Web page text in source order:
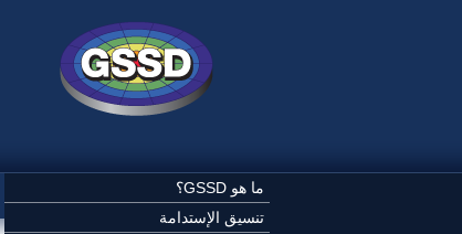
ما هو GSSD؟
تنسيق الإستدامة